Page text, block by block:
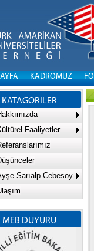
KADROMUZ
KATAGORILER
Faaliyetler
Sarıalp Cebesoy
MEB DUYURU